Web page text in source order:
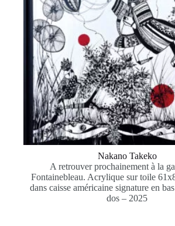
Nakano Takeko
A retrouver prochainement à la
Fontainebleau. Acrylique sur toile
dans caisse américaine signature en
dos – 2025